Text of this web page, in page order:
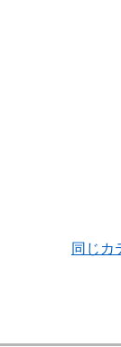
同じカ